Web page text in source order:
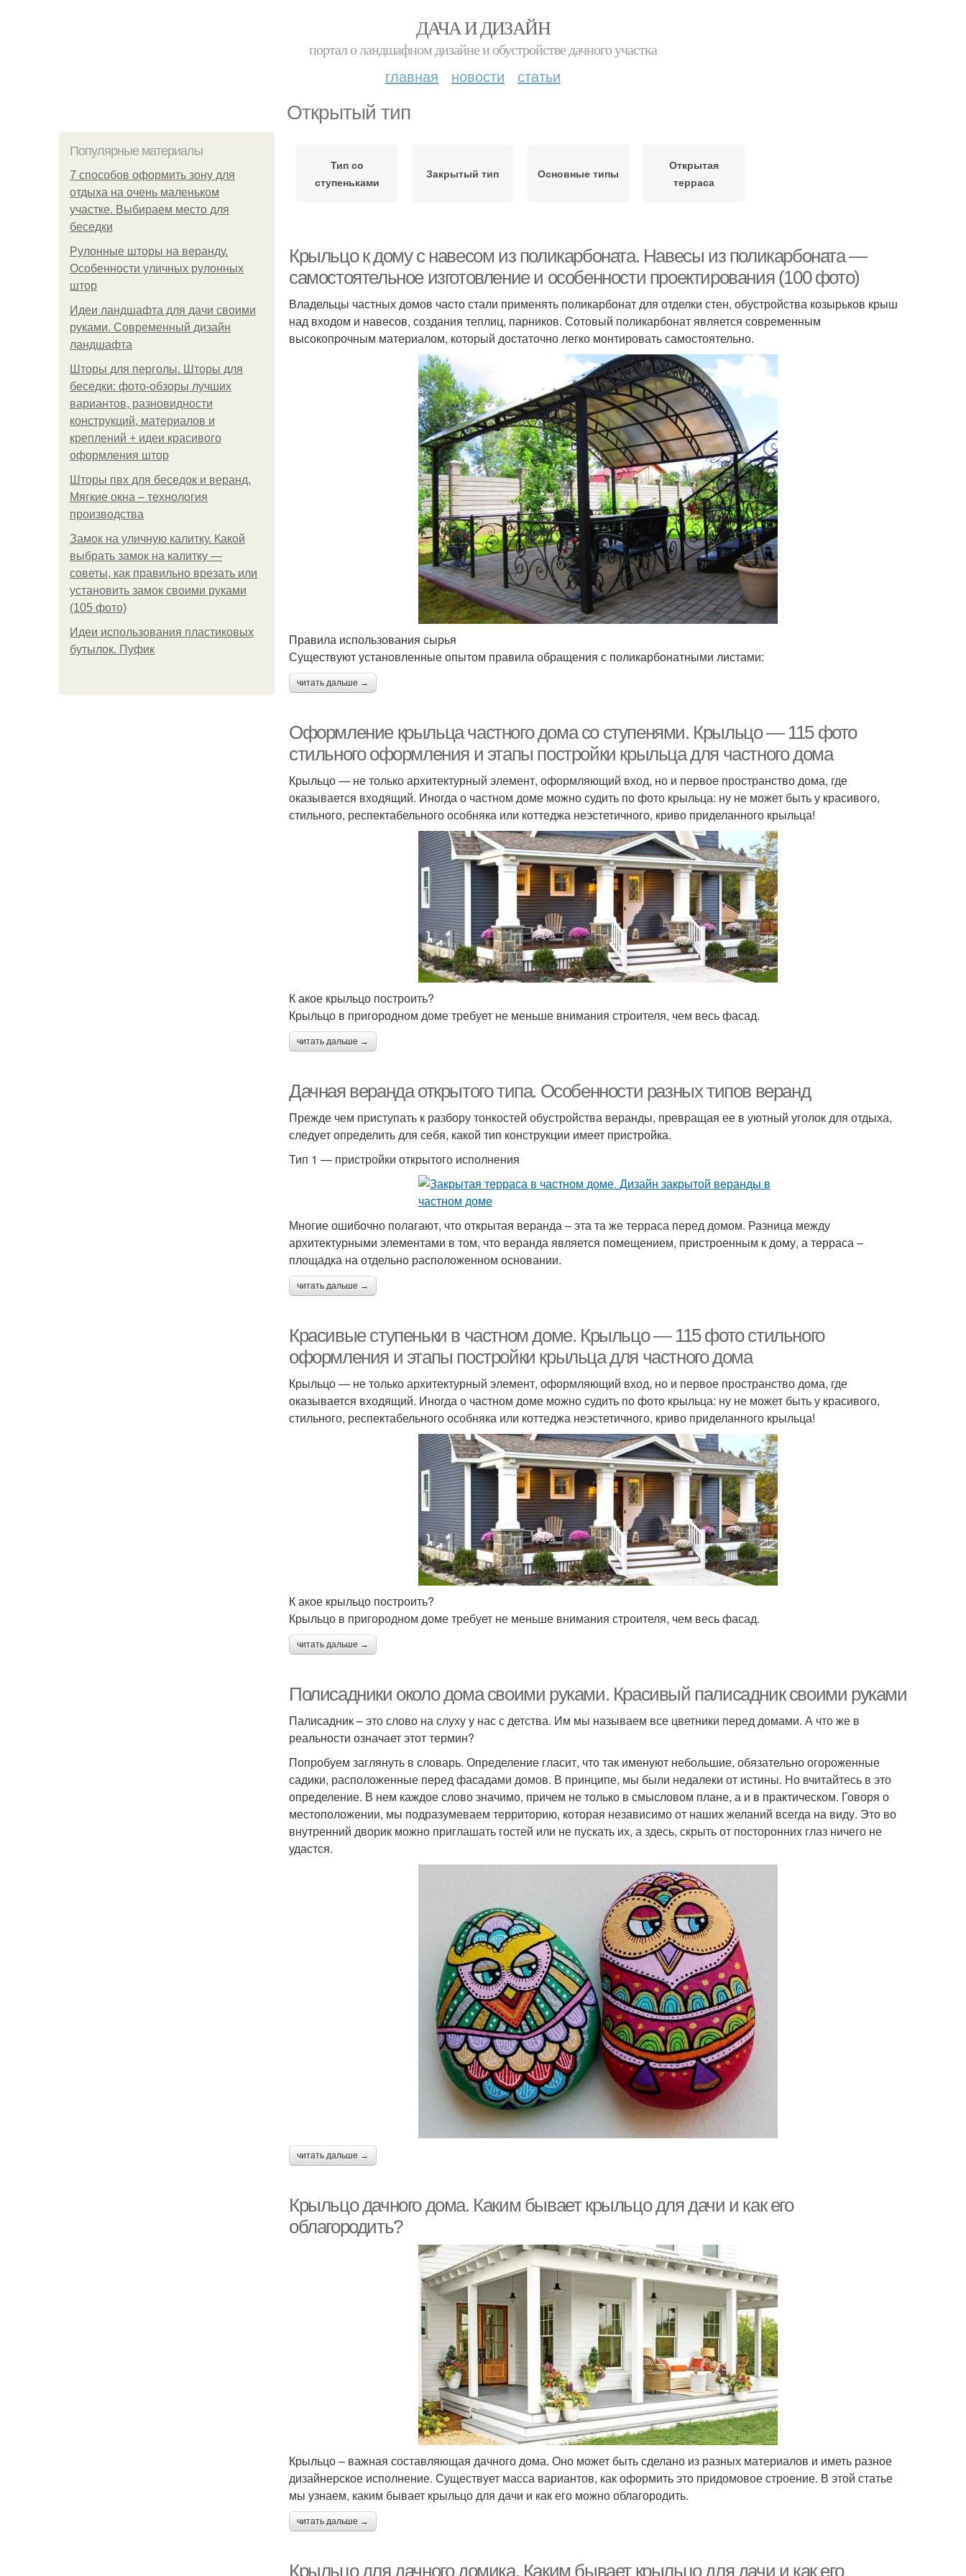
ДАЧА И ДИЗАЙН
портал о ландшафном дизайне и обустройстве дачного участка
главная новости статьи
Открытый тип
Популярные материалы
7 способов оформить зону для
отдыха на очень маленьком
участке. Выбираем место для
беседки
Рулонные шторы на веранду.
Особенности уличных рулонных
штор
Идеи ландшафта для дачи своими
руками. Современный дизайн
ландшафта
Шторы для перголы. Шторы для
беседки: фото-обзоры лучших
вариантов, разновидности
конструкций, материалов и
креплений + идеи красивого
оформления штор
Шторы пвх для беседок и веранд.
Мягкие окна – технология
производства
Замок на уличную калитку. Какой
выбрать замок на калитку —
советы, как правильно врезать или
установить замок своими руками
(105 фото)
Идеи использования пластиковых
бутылок. Пуфик
Тип со
ступеньками
Закрытый тип Основные типы
Открытая
терраса
Крыльцо к дому с навесом из поликарбоната. Навесы из поликарбоната —
самостоятельное изготовление и особенности проектирования (100 фото)
Владельцы частных домов часто стали применять поликарбонат для отделки стен, обустройства козырьков крыш
над входом и навесов, создания теплиц, парников. Сотовый поликарбонат является современным
высокопрочным материалом, который достаточно легко монтировать самостоятельно.
Правила использования сырья
Существуют установленные опытом правила обращения с поликарбонатными листами:
читать дальше →
Оформление крыльца частного дома со ступенями. Крыльцо — 115 фото
стильного оформления и этапы постройки крыльца для частного дома
Крыльцо — не только архитектурный элемент, оформляющий вход, но и первое пространство дома, где
оказывается входящий. Иногда о частном доме можно судить по фото крыльца: ну не может быть у красивого,
стильного, респектабельного особняка или коттеджа неэстетичного, криво приделанного крыльца!
К акое крыльцо построить?
Крыльцо в пригородном доме требует не меньше внимания строителя, чем весь фасад.
читать дальше →
Дачная веранда открытого типа. Особенности разных типов веранд
Прежде чем приступать к разбору тонкостей обустройства веранды, превращая ее в уютный уголок для отдыха,
следует определить для себя, какой тип конструкции имеет пристройка.
Тип 1 — пристройки открытого исполнения
Многие ошибочно полагают, что открытая веранда – эта та же терраса перед домом. Разница между
архитектурными элементами в том, что веранда является помещением, пристроенным к дому, а терраса –
площадка на отдельно расположенном основании.
читать дальше →
Красивые ступеньки в частном доме. Крыльцо — 115 фото стильного
оформления и этапы постройки крыльца для частного дома
Крыльцо — не только архитектурный элемент, оформляющий вход, но и первое пространство дома, где
оказывается входящий. Иногда о частном доме можно судить по фото крыльца: ну не может быть у красивого,
стильного, респектабельного особняка или коттеджа неэстетичного, криво приделанного крыльца!
К акое крыльцо построить?
Крыльцо в пригородном доме требует не меньше внимания строителя, чем весь фасад.
читать дальше →
Полисадники около дома своими руками. Красивый палисадник своими руками
Палисадник – это слово на слуху у нас с детства. Им мы называем все цветники перед домами. А что же в
реальности означает этот термин?
Попробуем заглянуть в словарь. Определение гласит, что так именуют небольшие, обязательно огороженные
садики, расположенные перед фасадами домов. В принципе, мы были недалеки от истины. Но вчитайтесь в это
определение. В нем каждое слово значимо, причем не только в смысловом плане, а и в практическом. Говоря о
местоположении, мы подразумеваем территорию, которая независимо от наших желаний всегда на виду. Это во
внутренний дворик можно приглашать гостей или не пускать их, а здесь, скрыть от посторонних глаз ничего не
удастся.
читать дальше →
Крыльцо дачного дома. Каким бывает крыльцо для дачи и как его
облагородить?
Крыльцо – важная составляющая дачного дома. Оно может быть сделано из разных материалов и иметь разное
дизайнерское исполнение. Существует масса вариантов, как оформить это придомовое строение. В этой статье
мы узнаем, каким бывает крыльцо для дачи и как его можно облагородить.
читать дальше →
Крыльцо для дачного домика. Каким бывает крыльцо для дачи и как его